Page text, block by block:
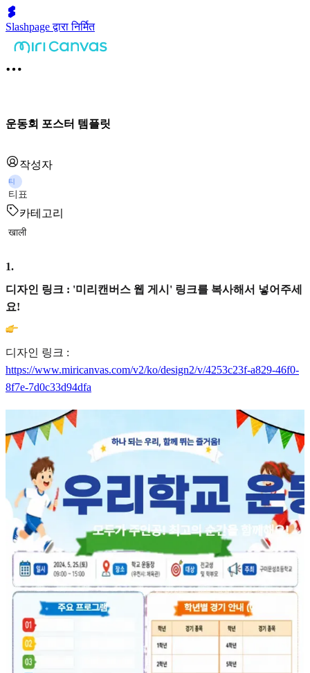
Slashpage द्वारा निर्मित
운동회 포스터 템플릿
작성자
티
티표
카테고리
खाली
1.
디자인 링크 : '미리캔버스 웹 게시' 링크를 복사해서 넣어주세
요!
디자인 링크 :
https://www.miricanvas.com/v2/ko/design2/v/4253c23f-a829-46f0-
8f7e-7d0c33d94dfa